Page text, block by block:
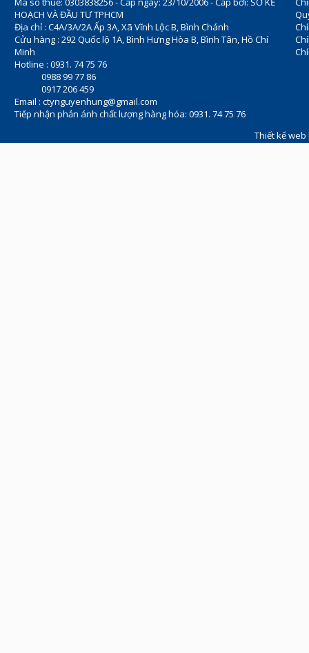
HOẠCH VÀ ĐẦU TƯ TPHCM
Địa chỉ : C4A/3A/2A Ấp 3A, Xã Vĩnh Lộc B, Bình Chánh
Cửu hàng : 292 Quốc lộ 1A, Bình Hưng Hòa B, Bình Tân, Hồ Chí
Minh
Hotline : 0931. 74 75 76
0988 99 77 86
0917 206 459
Email : ctynguyenhung@gmail.com
Tiếp nhận phản ánh chất lượng hàng hóa: 0931. 74 75 76
Thiết kế web